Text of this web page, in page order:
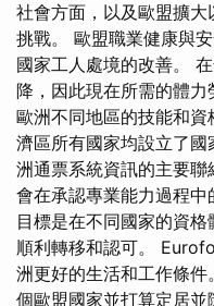
社會方面，以及歐盟擴
挑戰。 歐盟職業健康與
國家工人處境的改善。
降，因此現在所需的體
歐洲不同地區的技能和
濟區所有國家均設立了
洲通票系統資訊的主要
會在承認專業能力過程
目標是在不同國家的資
順利轉移和認可。
洲更好的生活和工作條
個歐盟國家並打算定居